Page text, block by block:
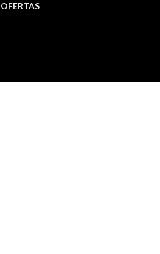
OFERTAS